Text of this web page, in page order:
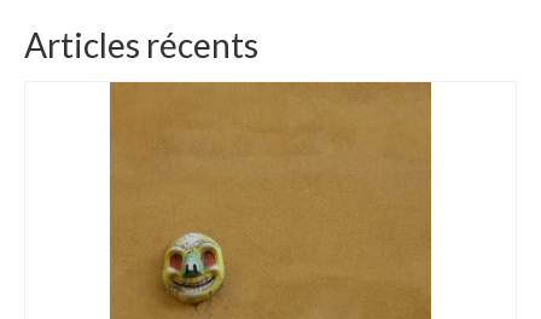
Articles récents